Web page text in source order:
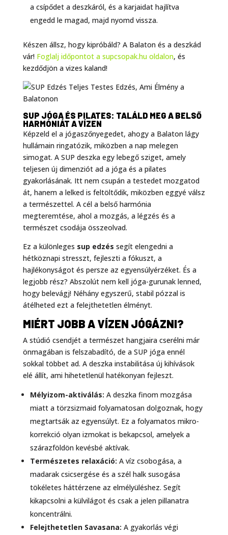
a csípődet a deszkáról, és a karjaidat hajlítva
engedd le magad, majd nyomd vissza.
Készen állsz, hogy kipróbáld? A Balaton és a deszkád
vár! Foglalj időpontot a supcsopak.hu oldalon, és
kezdődjön a vizes kaland!
SUP JÓGA ÉS PILATES: TALÁLD MEG A BELSŐ
HARMÓNIÁT A VÍZEN
Képzeld el a jógaszőnyegedet, ahogy a Balaton lágy
hullámain ringatózik, miközben a nap melegen
simogat. A SUP deszka egy lebegő sziget, amely
teljesen új dimenziót ad a jóga és a pilates
gyakorlásának. Itt nem csupán a testedet mozgatod
át, hanem a lelked is feltöltődik, miközben eggyé válsz
a természettel. A cél a belső harmónia
megteremtése, ahol a mozgás, a légzés és a
természet csodája összeolvad.
Ez a különleges sup edzés segít elengedni a
hétköznapi stresszt, fejleszti a fókuszt, a
hajlékonyságot és persze az egyensúlyérzéket. És a
legjobb rész? Abszolút nem kell jóga-gurunak lenned,
hogy belevágj! Néhány egyszerű, stabil pózzal is
átélheted ezt a felejthetetlen élményt.
MIÉRT JOBB A VÍZEN JÓGÁZNI?
A stúdió csendjét a természet hangjaira cserélni már
önmagában is felszabadító, de a SUP jóga ennél
sokkal többet ad. A deszka instabilitása új kihívások
elé állít, ami hihetetlenül hatékonyan fejleszt.
Mélyizom-aktiválás: A deszka finom mozgása
miatt a törzsizmaid folyamatosan dolgoznak, hogy
megtartsák az egyensúlyt. Ez a folyamatos mikro-
korrekció olyan izmokat is bekapcsol, amelyek a
szárazföldön kevésbé aktívak.
Természetes relaxáció: A víz csobogása, a
madarak csicsergése és a szél halk susogása
tökéletes háttérzene az elmélyüléshez. Segít
kikapcsolni a külvilágot és csak a jelen pillanatra
koncentrálni.
Felejthetetlen Savasana: A gyakorlás végi